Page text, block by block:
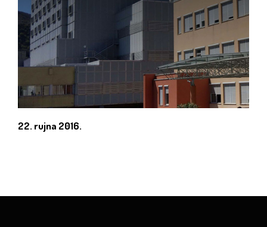
22. rujna 2016.